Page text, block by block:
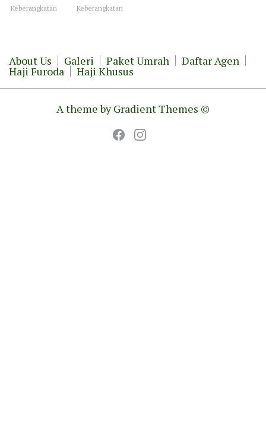
Keberangkatan Keberangkatan
About Us Galeri Paket Umrah Daftar Agen
Haji Furoda Haji Khusus
A theme by Gradient Themes ©